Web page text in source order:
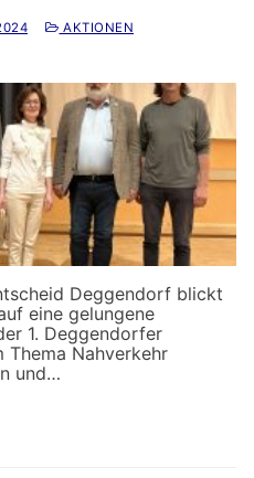
AKTIONEN
Deggendorf blickt
eine gelungene
1. Deggendorfer
Nahverkehr
und…